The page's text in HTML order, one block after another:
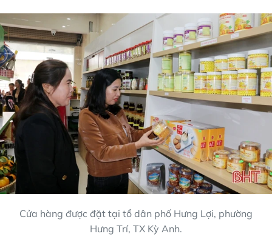
Cửa hàng được đặt tại tổ dân phố Hưng Lợi, phường
Hưng Trí, TX Kỳ Anh.